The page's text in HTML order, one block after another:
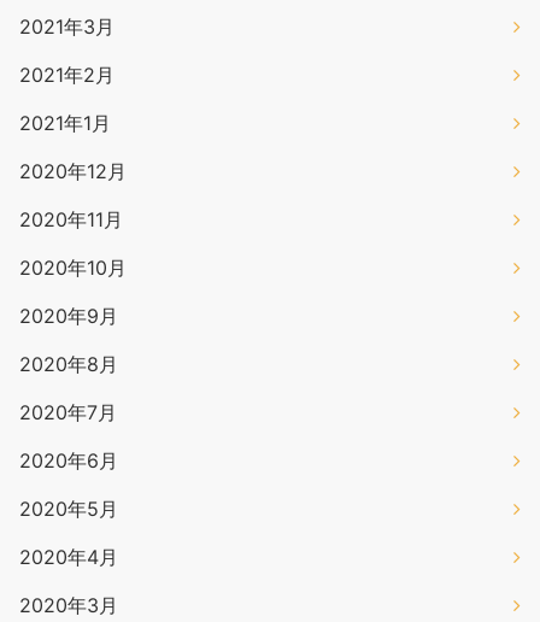
2021年3月
2021年2月
2021年1月
2020年12月
2020年11月
2020年10月
2020年9月
2020年8月
2020年7月
2020年6月
2020年5月
2020年4月
2020年3月